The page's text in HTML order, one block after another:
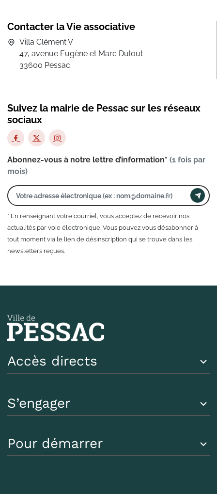
Contacter la Vie associative
Villa Clément V
47, avenue Eugène et Marc Dulout
33600 Pessac
Suivez la mairie de Pessac sur les réseaux
sociaux
Abonnez-vous à notre lettre d’information* (1 fois par
mois)
* En renseignant votre courriel, vous acceptez de recevoir nos
actualités par voie électronique. Vous pouvez vous désabonner à
tout moment via le lien de désinscription qui se trouve dans les
newsletters reçues.
Accès directs
S’engager
Pour démarrer